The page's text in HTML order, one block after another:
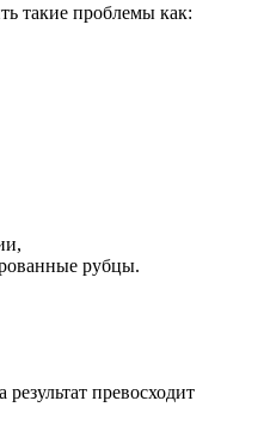
такие проблемы как:
рубцы.
превосходит